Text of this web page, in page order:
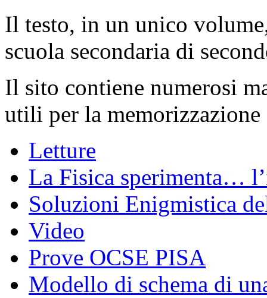
Il testo, in un unico
scuola secondaria di
Il sito contiene numerosi
utili per la
Letture
La Fisica sperimenta…
Soluzioni Enigmistica
Video
Prove OCSE PISA
Modello di schema di